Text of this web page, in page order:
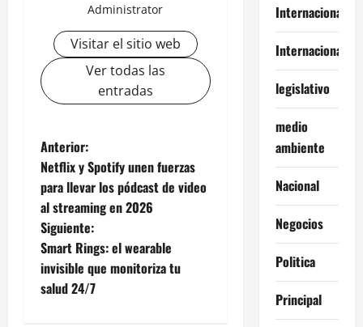
Administrator
Visitar el sitio web
Ver todas las
entradas
N
a
v
e
g
Anterior:
Netflix y Spotify unen fuerzas
para llevar los pódcast de video
al streaming en 2026
Siguiente:
Smart Rings: el wearable
invisible que monitoriza tu
salud 24/7
Internacional
Internacionales
legislativo
medio
ambiente
Nacional
Negocios
Politica
Principal